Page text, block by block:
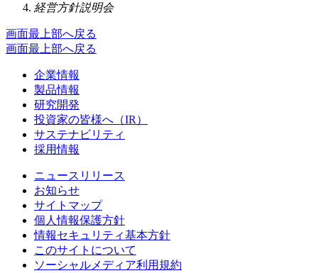
経営方針説明会
画面最上部へ戻る
画面最上部へ戻る
企業情報
製品情報
研究開発
投資家の皆様へ（IR）
サステナビリティ
採用情報
ニュースリリース
お知らせ
サイトマップ
個人情報保護方針
情報セキュリティ基本方針
このサイトについて
ソーシャルメディア利用規約